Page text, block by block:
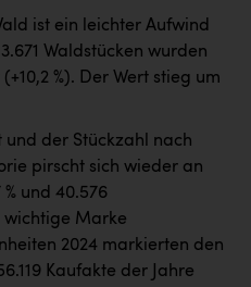
ist ein leichter Aufwind
Waldstücken wurden
%). Der Wert stieg um
und der Stückzahl nach
pirscht sich wieder an
und 40.576
wichtige Marke
2024 markierten den
Kaufakte der Jahre